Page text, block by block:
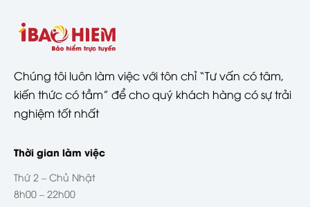
Chúng tôi luôn làm việc với tôn chỉ “Tư vấn có tâm,
kiến thức có tầm” để cho quý khách hàng có sự trải
nghiệm tốt nhất
Thời gian làm việc
Thứ 2 – Chủ Nhật
8h00 – 22h00